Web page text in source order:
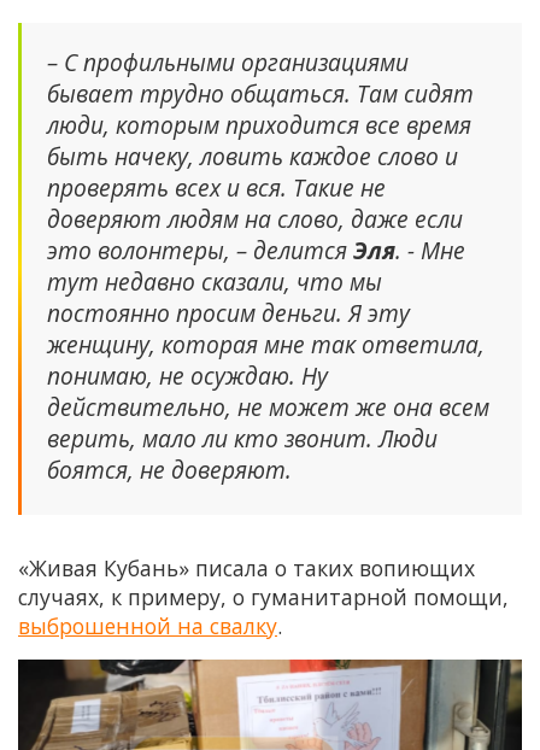
– С профильными организациями
бывает трудно общаться. Там сидят
люди, которым приходится все время
быть начеку, ловить каждое слово и
проверять всех и вся. Такие не
доверяют людям на слово, даже если
это волонтеры, – делитсяЭля. - Мне
тут недавно сказали, что мы
постоянно просим деньги. Я эту
женщину, которая мне так ответила,
понимаю, не осуждаю. Ну
действительно, не может же она всем
верить, мало ли кто звонит. Люди
боятся, не доверяют.
«Живая Кубань» писала о таких вопиющих
случаях, к примеру, о гуманитарной помощи,
выброшенной на свалку.